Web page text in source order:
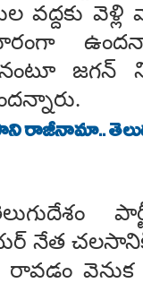
వద్దకు
జగన్
రాజీనామా..
నేత
వెనుక